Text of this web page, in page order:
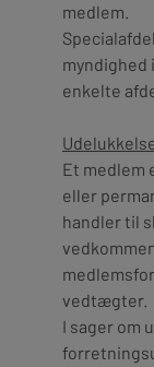
medlem.
myndighed
enkelte
Et medlem
eller
handler til
vedtægter.
I sager om